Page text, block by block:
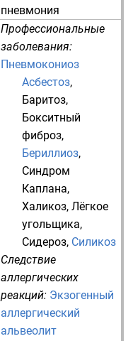
пневмония
Профессиональные
заболевания:
Пневмокониоз
Асбестоз,
Баритоз,
Бокситный
фиброз,
Бериллиоз,
Синдром
Каплана,
Халикоз, Лёгкое
угольщика,
Сидероз, Силикоз
Следствие
аллергических
реакций: Экзогенный
аллергический
альвеолит